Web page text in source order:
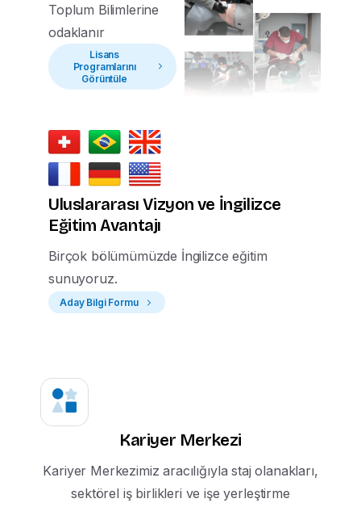
Toplum Bilimlerine
odaklanır
Lisans
Programlarını
Görüntüle
Uluslararası Vizyon ve İngilizce
Eğitim Avantajı
Birçok bölümümüzde İngilizce eğitim
sunuyoruz.
Aday Bilgi Formu
Kariyer Merkezi
Kariyer Merkezimiz aracılığıyla staj olanakları,
sektörel iş birlikleri ve işe yerleştirme
KKTC
TC
International
Ön Lisans
Lisans